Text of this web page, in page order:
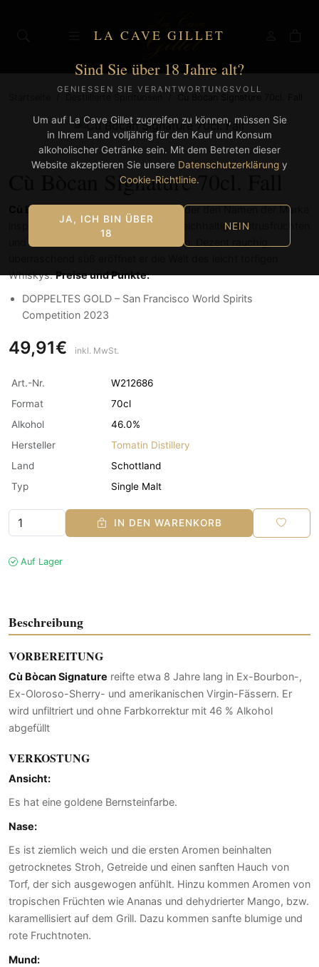
LA CAVE GILLET
Sind Sie über 18 Jahre alt?
GENIESSEN SIE VERANTWORTUNGSVOLL
Um auf La Cave Gillet zugreifen zu können, müssen Sie
in Ihrem Land volljährig für den Kauf und Konsum
alkoholischer Getränke sein. Mit dem Betreten dieser
Website akzeptieren Sie unsere Datenschutzerklärung y
Cookie-Richtlinie.
JA, ICH BIN ÜBER
18
NEIN
Cù Bòcan Signature 70cl. Fall
Cù Bòcan Signature
ist der Whisky, der den Namen der Marke
inspirierte. Der leichte Rauch ist mit reichhaltigen Zitrusfrüchten
und exotischen Gewürzen verflochten. Dezent rauchig,
Whiskys.Preise und Punkte:
DOPPELTES GOLD – San Francisco World Spirits
Competition 2023
49,91€ inkl. MwSt.
Art.-Nr.
W212686
Format
70cl
Alkohol
46.0%
Hersteller
Tomatin Distillery
Land
Schottland
Typ
Single Malt
IN DEN WARENKORB
Auf Lager
Beschreibung
VORBEREITUNG
Cù Bòcan Signature reifte etwa 8 Jahre lang in Ex-Bourbon-,
Ex-Oloroso-Sherry- und amerikanischen Virgin-Fässern. Er
wird unfiltriert und ohne Farbkorrektur mit 46 % Alkohol
abgefüllt
VERKOSTUNG
Ansicht:
Es hat eine goldene Bernsteinfarbe.
Nase:
Es ist ziemlich weich und die ersten Aromen beinhalten
getrocknetes Stroh, Getreide und einen sanften Hauch von
Torf, der sich ausgewogen anfühlt. Hinzu kommen Aromen von
tropischen Früchten wie Ananas und dehydrierter Mango, bzw.
karamellisiert auf dem Grill. Dazu kommen sanfte blumige und
rote Fruchtnoten.
Mund: